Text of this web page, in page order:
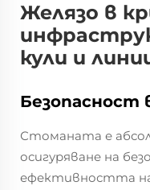
Желязо в
кули и
Безопасност
Стоманата е
осигуряване на
ефективността